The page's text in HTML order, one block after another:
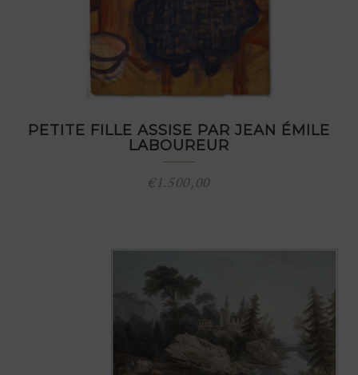
PETITE FILLE ASSISE PAR JEAN ÉMILE
LABOUREUR
€1.500,00